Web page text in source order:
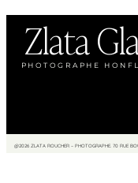
Zlata
PHOTOGRAPHE
@2026 ZLATA ROUCHER – PHOTOGRAPHE. 70 RUE